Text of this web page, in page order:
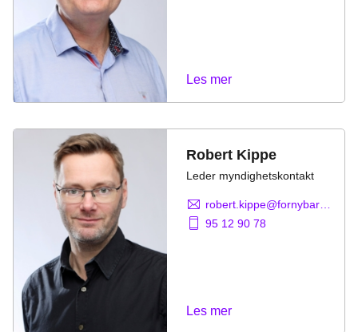
Les mer
Robert Kippe
Leder myndighetskontakt
95 12 90 78
Les mer